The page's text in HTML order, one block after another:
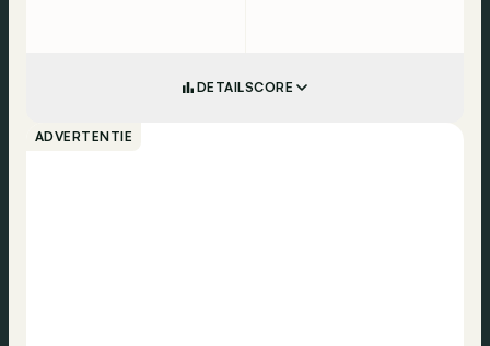
DETAILSCORE
ADVERTENTIE